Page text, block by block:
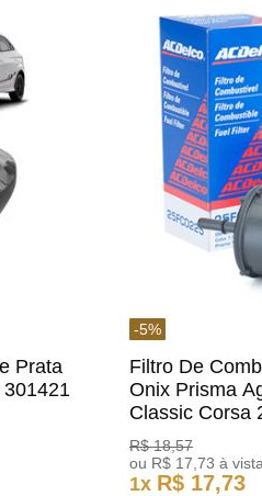
Prata
-5%
Filtro De
Onix Prisma
Classic Corsa
ACDelco
R$ 18,57
ou R$ 17 ,73 à vista
1x R$ 17,73